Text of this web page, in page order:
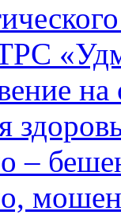
на
–